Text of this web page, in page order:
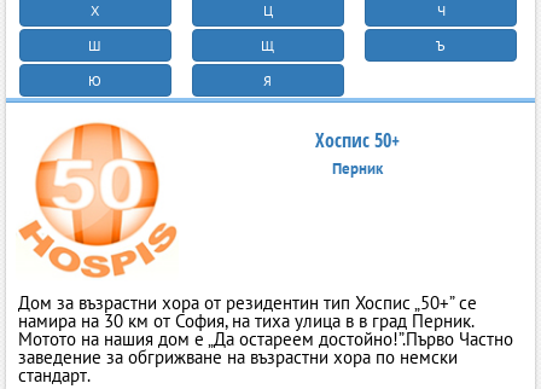
Х
Ц
Ч
Ш
Щ
Ъ
Ю
Я
Хоспис 50+
Перник
Дом за възрастни хора от резидентин тип Хоспис „50+” се
намира на 30 км от София, на тиха улица в в град Перник.
Мотото на нашия дом е „Да остареем достойно!”.Първо Частно
заведение за обгрижване на възрастни хора по немски
стандарт.